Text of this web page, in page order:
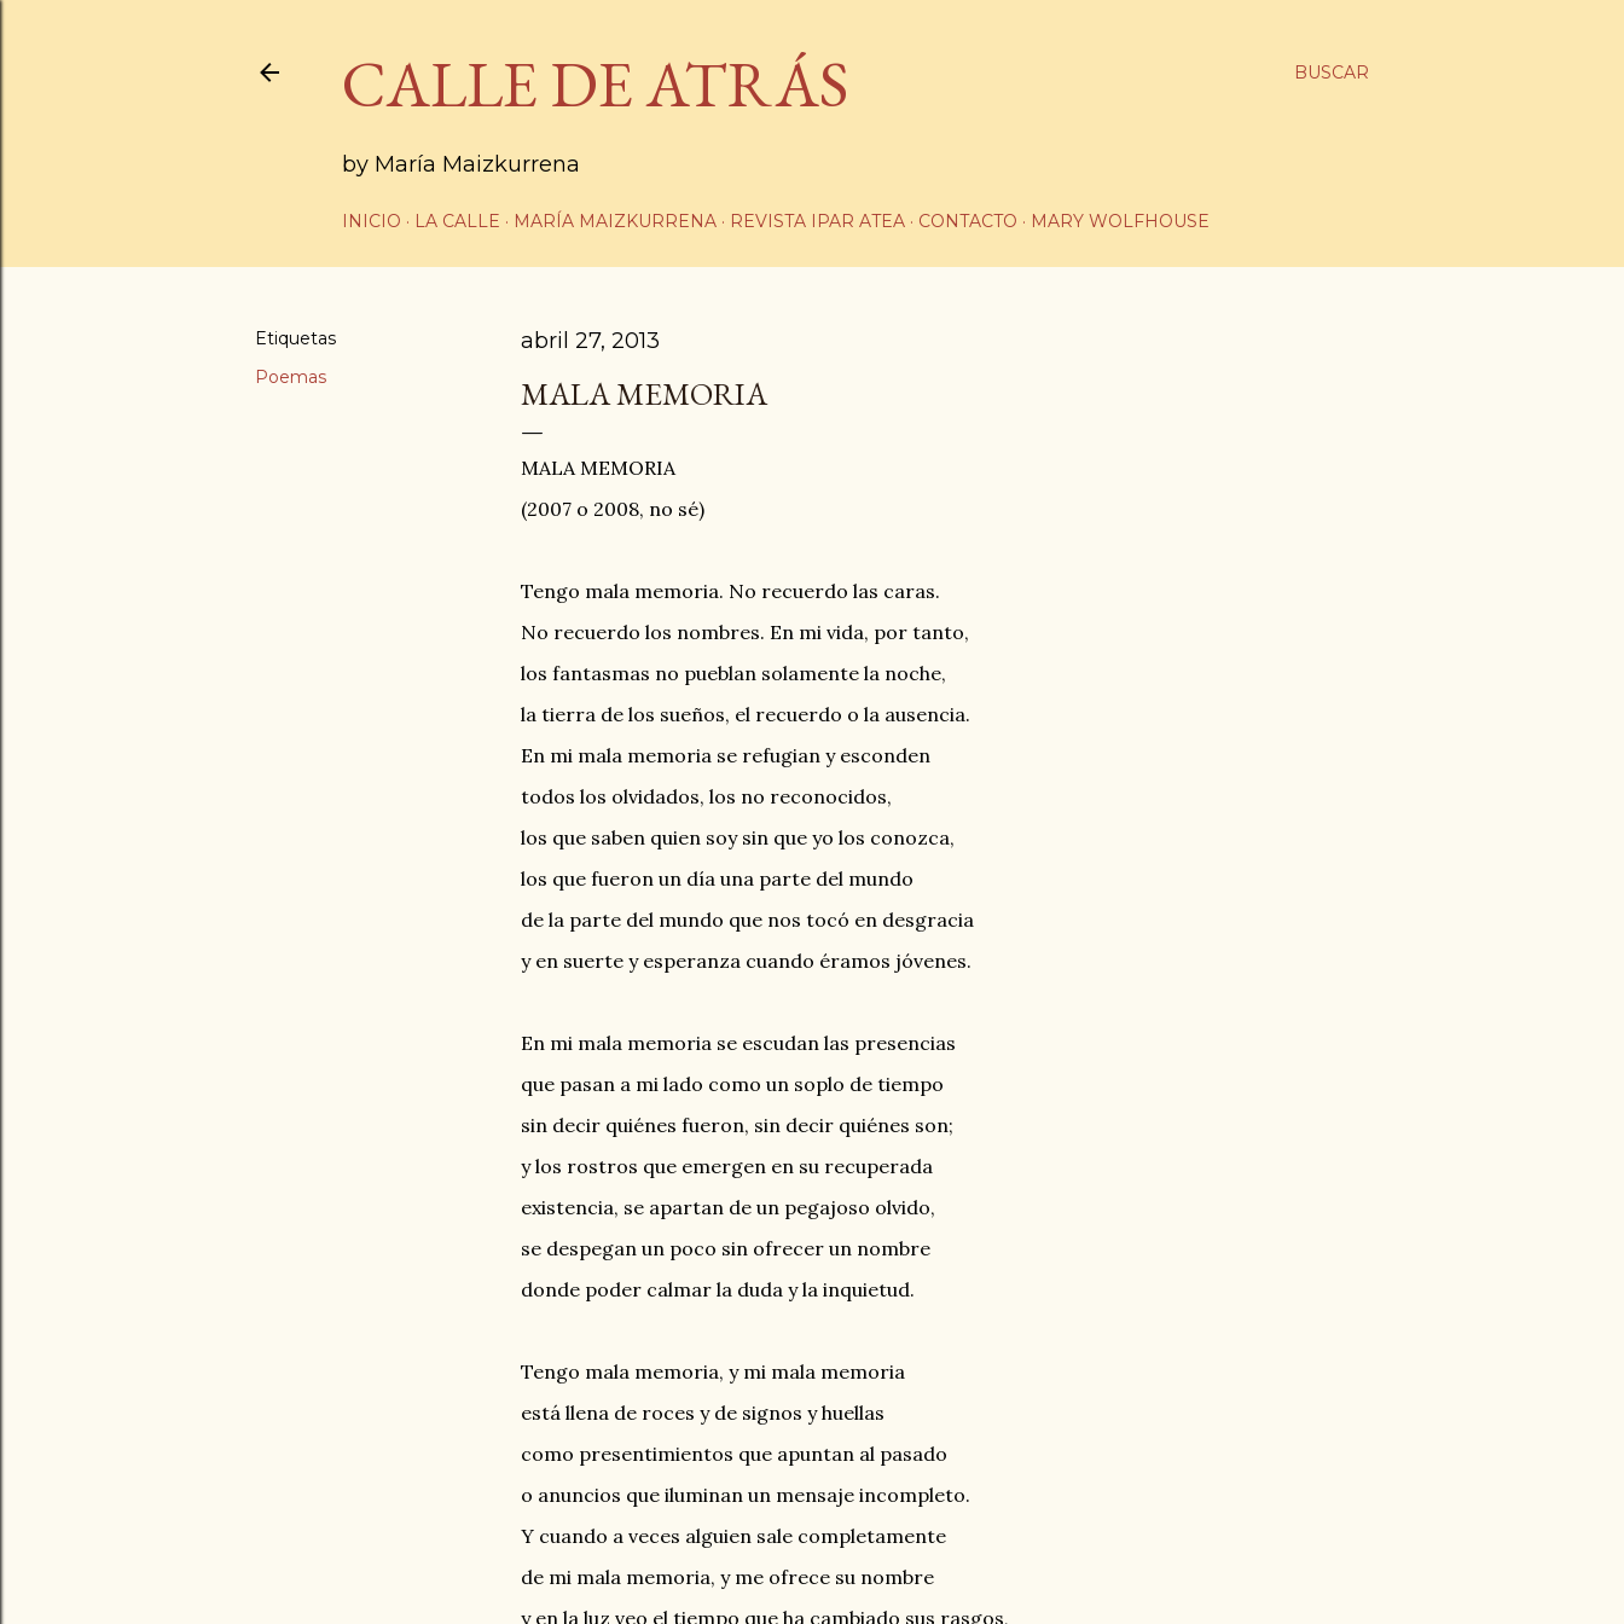
BUSCAR
CALLE DE ATRÁS
by María Maizkurrena
INICIO LA CALLE MARÍA MAIZKURRENA REVISTA IPAR ATEA CONTACTO MARY WOLFHOUSE
Etiquetas
Poemas
abril 27, 2013
MALA MEMORIA
MALA MEMORIA
(2007 o 2008, no sé)
Tengo mala memoria. No recuerdo las caras.
No recuerdo los nombres. En mi vida, por tanto,
los fantasmas no pueblan solamente la noche,
la tierra de los sueños, el recuerdo o la ausencia.
En mi mala memoria se refugian y esconden
todos los olvidados, los no reconocidos,
los que saben quien soy sin que yo los conozca,
los que fueron un día una parte del mundo
de la parte del mundo que nos tocó en desgracia
y en suerte y esperanza cuando éramos jóvenes.
En mi mala memoria se escudan las presencias
que pasan a mi lado como un soplo de tiempo
sin decir quiénes fueron, sin decir quiénes son;
y los rostros que emergen en su recuperada
existencia, se apartan de un pegajoso olvido,
se despegan un poco sin ofrecer un nombre
donde poder calmar la duda y la inquietud.
Tengo mala memoria, y mi mala memoria
está llena de roces y de signos y huellas
como presentimientos que apuntan al pasado
o anuncios que iluminan un mensaje incompleto.
Y cuando a veces alguien sale completamente
de mi mala memoria, y me ofrece su nombre
y en la luz veo el tiempo que ha cambiado sus rasgos,